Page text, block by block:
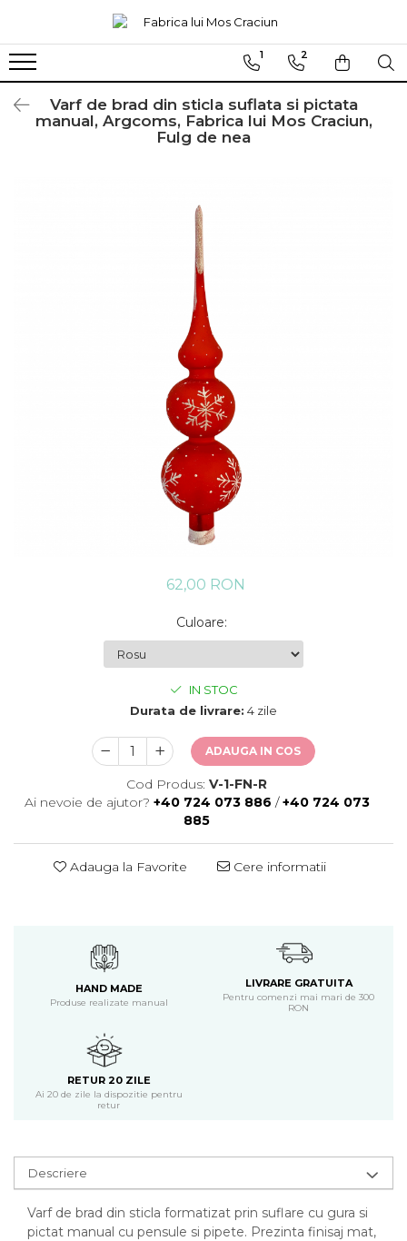
Ø120
Ø100
Sferice
Ovale
1 2
Varf de brad din sticla suflata si pictata
manual, Argcoms, Fabrica lui Mos Craciun,
Fulg de nea
62,00 RON
Culoare:
IN STOC
Durata de livrare: 4 zile
ADAUGA IN COS
Cod Produs: V-1-FN-R
Ai nevoie de ajutor? +40 724 073 886 /+40 724 073
885
Adauga la Favorite Cere informatii
HAND MADE
Produse realizate manual
LIVRARE GRATUITA
Pentru comenzi mai mari de 300
RON
RETUR 20 ZILE
Ai 20 de zile la dispozitie pentru
retur
Descriere
Varf de brad din sticla formatizat prin suflare cu gura si
pictat manual cu pensule si pipete. Prezinta finisaj mat,